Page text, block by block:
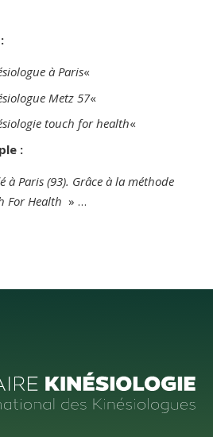
à Paris«
Metz 57«
touch for health«
:
à Paris (93). Grâce à la méthode
For Health » …